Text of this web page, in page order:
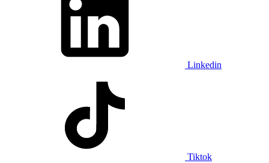
Linkedin
Tiktok